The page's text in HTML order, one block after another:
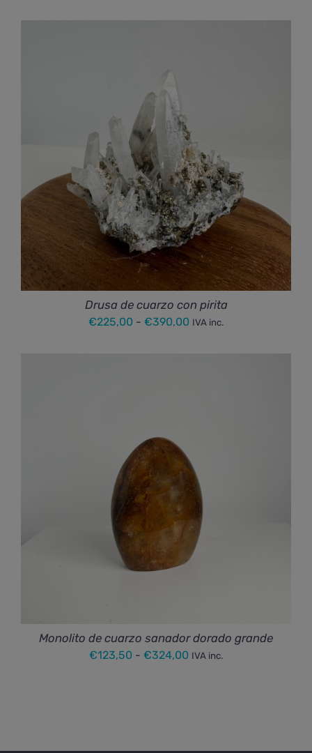
Drusa de cuarzo con pirita
€225,00 - €390,00 Rango
IVA inc.
Monolito de cuarzo sanador dorado grande
€123,50 - €324,00 Rango
hasta
IVA inc.